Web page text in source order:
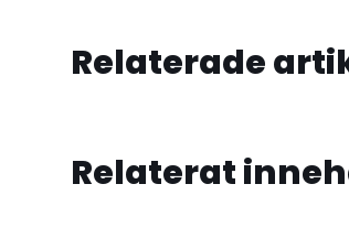
Relaterade
Relaterat